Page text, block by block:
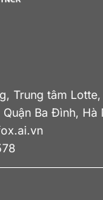
Trung tâm Lotte,
Ba Đình, Hà